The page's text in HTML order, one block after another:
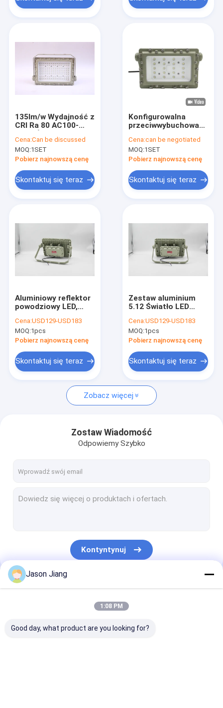
Produkty
Filmy
Skontaktuj się z nami
Aktualności
Przeciwwybuchowe światła LED High Bay
Przeciwwybuchowe światło przeciwpowodziowe LED
Skrzynka przyłączeniowa przeciwwybuchowa
Przełącznik przeciwwybuchowy
Wtyczka i gniazdo przeciwwybuchowe
135lm/w Wydajność z
CRI Ra 80 AC100-
przeciwwybuchowe
LED dla strefy 1 2 &
strefy 21 22
Cena:Can be discussed
MOQ:1SET
Pobierz najnowszą cenę
Skontaktuj się teraz
Konfigurowalna
przeciwwybuchowa
LED, CCT
3000/4000/5000/5700K,
żywotność 50000
Cena:can be negotiated
MOQ:1SET
Pobierz najnowszą cenę
Skontaktuj się teraz
Aluminiowy reflektor
powodziowy LED,
ze stopu aluminium
12, do zastosowań
przemysłowych
Cena:USD129-USD183
MOQ:1pcs
Pobierz najnowszą cenę
Skontaktuj się teraz
Zestaw aluminium
5.12 Światło LED
dla instalacji
petrochemicznych
Cena:USD129-USD183
MOQ:1pcs
Pobierz najnowszą cenę
Skontaktuj się teraz
Zobacz więcej
Zostaw Wiadomość
Odpowiemy Szybko
Kontyntynuj
Nasze Kategorie
Jason Jiang
1:08 PM
Good day, what product are you looking for?